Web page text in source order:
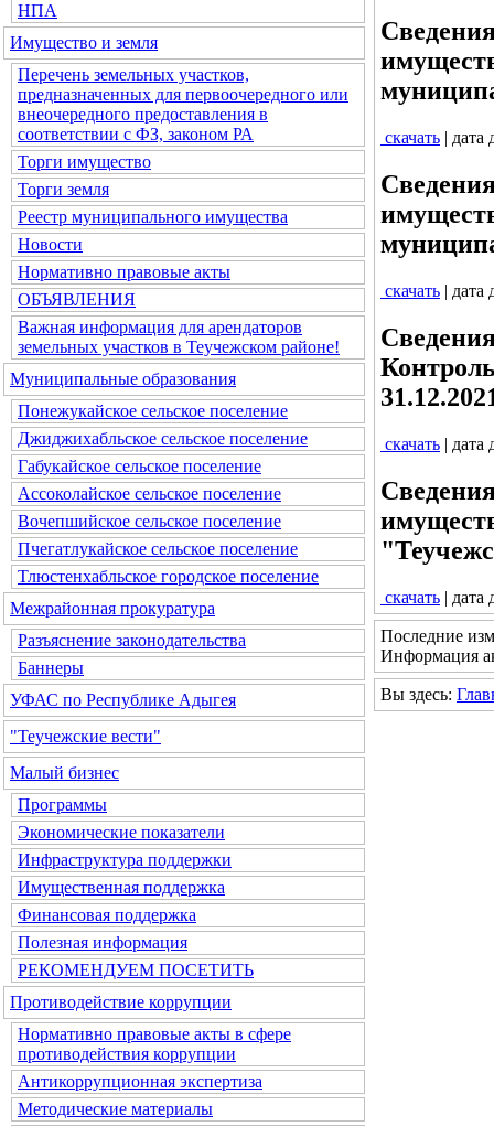
НПА
Имущество и земля
Перечень земельных участков,
предназначенных для первоочередного или
внеочередного предоставления в
соответствии с ФЗ, законом РА
Торги имущество
Торги земля
Реестр муниципального имущества
Новости
Нормативно правовые акты
ОБЪЯВЛЕНИЯ
Важная информация для арендаторов
земельных участков в Теучежском районе!
Муниципальные образования
Понежукайское сельское поселение
Джиджихабльское сельское поселение
Габукайское сельское поселение
Ассоколайское сельское поселение
Вочепшийское сельское поселение
Пчегатлукайское сельское поселение
Тлюстенхабльское городское поселение
Межрайонная прокуратура
Разъяснение законодательства
Баннеры
УФАС по Республике Адыгея
"Теучежские вести"
Малый бизнес
Программы
Экономические показатели
Инфраструктура поддержки
Имущественная поддержка
Финансовая поддержка
Полезная информация
РЕКОМЕНДУЕМ ПОСЕТИТЬ
Противодействие коррупции
Нормативно правовые акты в сфере
противодействия коррупции
Антикоррупционная экспертиза
Методические материалы
скачать | дата
скачать | дата
скачать | дата
скачать | дата
Последние
Информация
Вы здесь: